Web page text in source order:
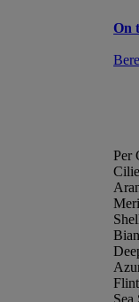
On
Bere
Per
Flint
Sea